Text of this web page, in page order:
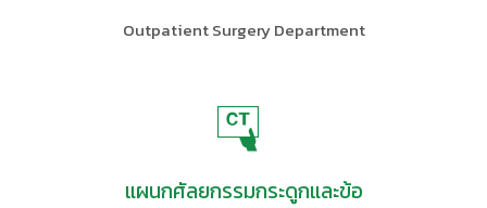
Outpatient Surgery Department
แผนกศัลยกรรมกระดูกและข้อ